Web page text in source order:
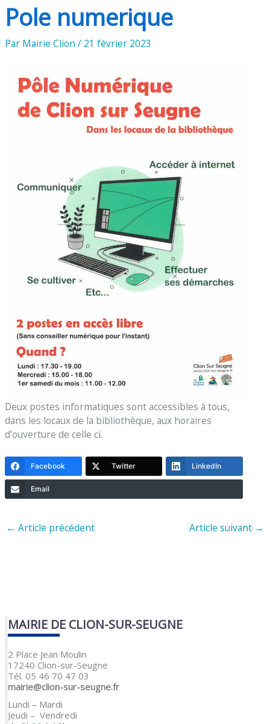
Pole numerique
Par Mairie Clion/ 21 février 2023
Deux postes informatiques sont accessibles à tous,
dans les locaux de la bibliothèque, aux horaires
d’ouverture de celle ci.
Facebook Twitter LinkedIn
Email
← Article précédent Article suivant →
MAIRIE DE CLION-SUR-SEUGNE
2 Place Jean Moulin
17240 Clion-sur-Seugne
Tél. 05 46 70 47 03
mairie@clion-sur-seugne.fr
Lundi – Mardi
Jeudi – Vendredi